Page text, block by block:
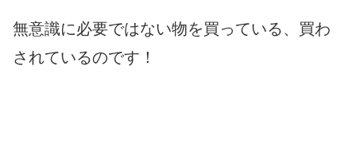
無意識に必要ではない物を買っている、買わ
されているのです！